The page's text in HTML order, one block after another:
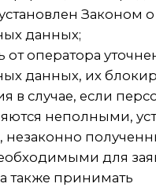
персональных данных
заключение, исполнение и
правовых
- фамилия, имя,
адрес, номера
- Федеральный закон «Об
технологиях и
от 27.07.2006 N 149-ФЗ
накопление, хранение,